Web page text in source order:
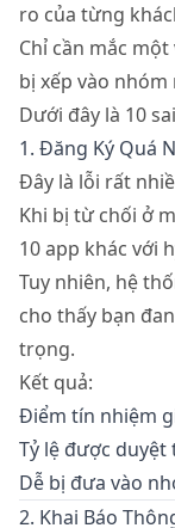
ro của từng
Chỉ cần mắc
bị xếp vào
Dưới đây là 10
1. Đăng Ký Quá
Đây là lỗi rất
Khi bị từ chối ở
10 app khác với
Tuy nhiên, hệ
cho thấy bạn
trọng.
Kết quả:
Điểm tín nhiệm
Tỷ lệ được duyệt
Dễ bị đưa vào
2. Khai Báo